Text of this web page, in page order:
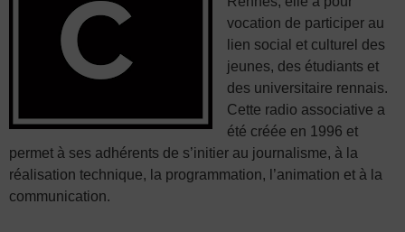
vocation de participer au
lien social et culturel des
jeunes, des étudiants et
des universitaire rennais.
Cette radio associative a
été créée en 1996 et
permet à ses adhérents de s’initier au journalisme, à la
réalisation technique, la programmation, l’animation et à la
communication.